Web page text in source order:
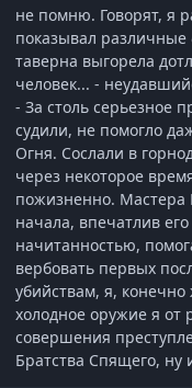
не помню. Говорят, я
показывал различные
таверна выгорела
человек... -
- За столь серьезное
судили, не помогло
Огня. Сослали в
через некоторое
пожизненно.
начала, впечатлив
начитанностью,
вербовать первых
убийствам, я,
холодное оружие я от
совершения
Братства Спящего, ну